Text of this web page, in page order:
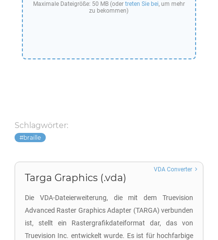
Maximale Dateigröße: 50 MB (oder treten Sie bei, um mehr
zu bekommen)
Schlagwörter:
braille
Targa Graphics (.vda)
Die VDA-Dateierweiterung, die mit dem Truevision
Advanced Raster Graphics Adapter (TARGA) verbunden
ist, stellt ein Rastergrafikdateiformat dar, das von
Truevision Inc. entwickelt wurde. Es ist für hochfarbige
VDA Converter